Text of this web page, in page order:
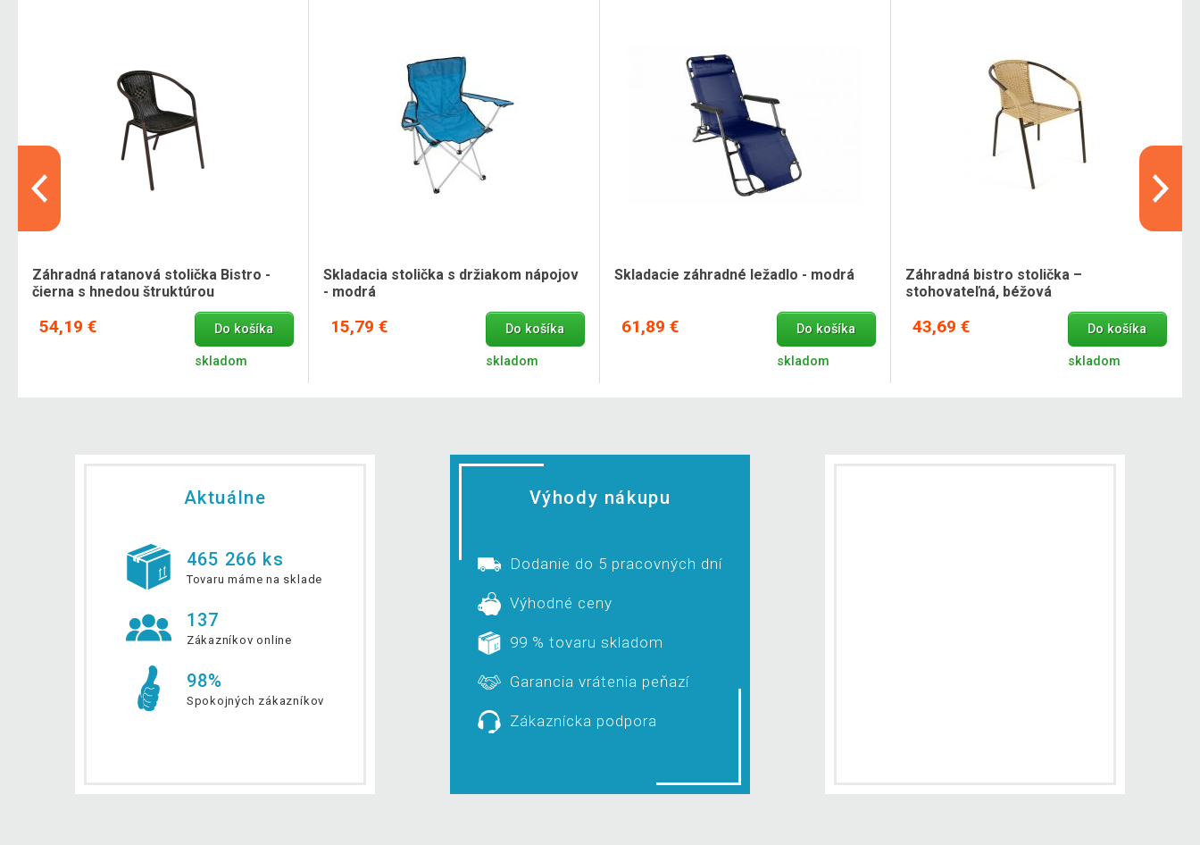
Záhradná ratanová stolička Bistro -
čierna s hnedou štruktúrou
54,19 € Do košíka
skladom
Skladacia stolička s držiakom nápojov
- modrá
15,79 € Do košíka
skladom
Skladacie záhradné ležadlo - modrá
61,89 € Do košíka
skladom
Záhradná bistro stolička –
stohovateľná, béžová
43,69 € Do košíka
skladom
Aktuálne
465 266 ks
Tovaru máme na sklade
137
Zákazníkov online
98%
Spokojných zákazníkov
Výhody nákupu
Dodanie do 5 pracovných dní
Výhodné ceny
99 % tovaru skladom
Garancia vrátenia peňazí
Zákaznícka podpora